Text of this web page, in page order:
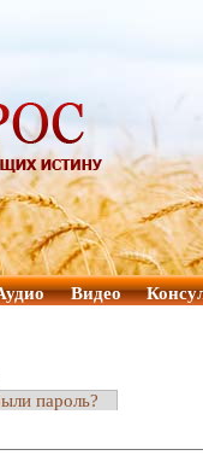
Видео
пароль?